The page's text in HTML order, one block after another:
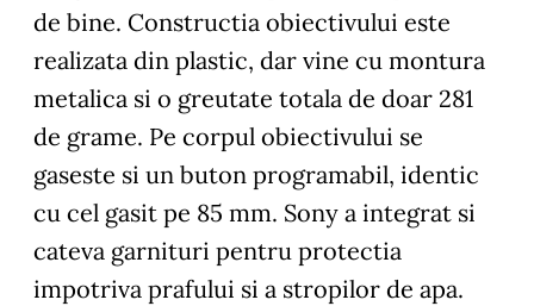
de bine. Constructia obiectivului este
realizata din plastic, dar vine cu montura
metalica si o greutate totala de doar 281
de grame. Pe corpul obiectivului se
gaseste si un buton programabil, identic
cu cel gasit pe 85 mm. Sony a integrat si
cateva garnituri pentru protectia
impotriva prafului si a stropilor de apa.